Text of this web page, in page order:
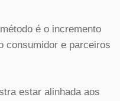
é o incremento
consumidor e parceiros
estar alinhada aos